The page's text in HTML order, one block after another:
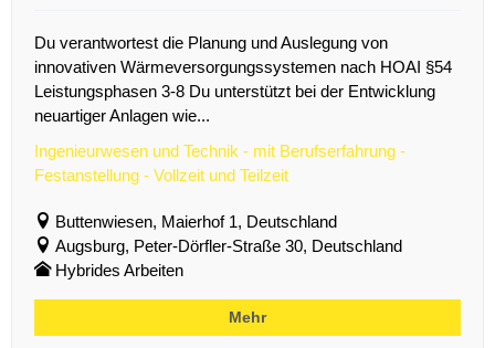
Du verantwortest die Planung und Auslegung von
innovativen Wärmeversorgungssystemen nach HOAI §54
Leistungsphasen 3-8 Du unterstützt bei der Entwicklung
neuartiger Anlagen wie...
Ingenieurwesen und Technik - mit Berufserfahrung -
Festanstellung - Vollzeit und Teilzeit
Buttenwiesen, Maierhof 1, Deutschland
Augsburg, Peter-Dörfler-Straße 30, Deutschland
Hybrides Arbeiten
Mehr